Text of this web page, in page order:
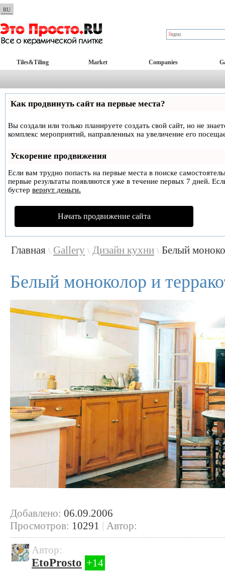
RU
Tiles&Tiling Market Companies
Как продвинуть сайт на первые места?
Вы создали или только планируете создать свой сайт, но не
комплекс мероприятий, направленных на увеличение его
Ускорение продвижения
Если вам трудно попасть на первые места в поиске
первые результаты появляются уже в течение первых 7 дней.
бустер вернут деньги.
Начать продвижение сайта
Главная \ Gallery \ Дизайн кухни \ Белый
Белый моноколор и
Добавлено: 06.09.2006
Просмотров: 10291 | Автор:
Автор:
EtoProsto +14